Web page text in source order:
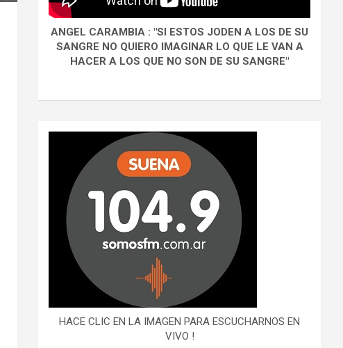
ANGEL CARAMBIA : "SI ESTOS JODEN A LOS DE SU
SANGRE NO QUIERO IMAGINAR LO QUE LE VAN A
HACER A LOS QUE NO SON DE SU SANGRE"
HACE CLIC EN LA IMAGEN PARA ESCUCHARNOS EN
VIVO !